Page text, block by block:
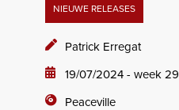
NIEUWE RELEASES
Patrick Erregat
19/07/2024 - week 29
Peaceville